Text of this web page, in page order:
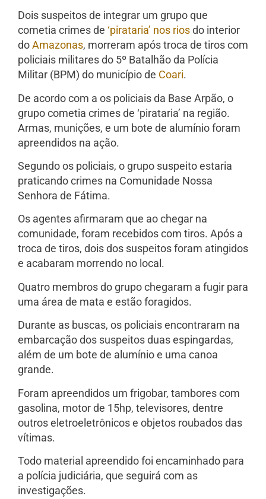
Dois suspeitos de integrar um grupo que
cometia crimes de ‘pirataria’ nos riosdo interior
doAmazonas, morreram após troca de tiros com
policiais militares do 5º Batalhão da Polícia
Militar (BPM) do município de Coari.
De acordo com a os policiais da Base Arpão, o
grupo cometia crimes de ‘pirataria’ na região.
Armas, munições, e um bote de alumínio foram
apreendidos na ação.
Segundo os policiais, o grupo suspeito estaria
praticando crimes na Comunidade Nossa
Senhora de Fátima.
Os agentes afirmaram que ao chegar na
comunidade, foram recebidos com tiros. Após a
troca de tiros, dois dos suspeitos foram atingidos
e acabaram morrendo no local.
Quatro membros do grupo chegaram a fugir para
uma área de mata e estão foragidos.
Durante as buscas, os policiais encontraram na
embarcação dos suspeitos duas espingardas,
além de um bote de alumínio e uma canoa
grande.
Foram apreendidos um frigobar, tambores com
gasolina, motor de 15hp, televisores, dentre
outros eletroeletrônicos e objetos roubados das
vítimas.
Todo material apreendido foi encaminhado para
a polícia judiciária, que seguirá com as
investigações.